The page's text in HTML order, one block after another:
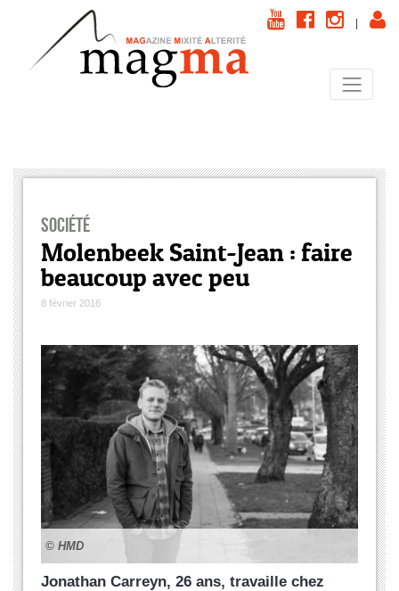
Société
Molenbeek Saint-Jean : faire
beaucoup avec peu
8 février 2016
© HMD
Jonathan Carreyn, 26 ans, travaille chez